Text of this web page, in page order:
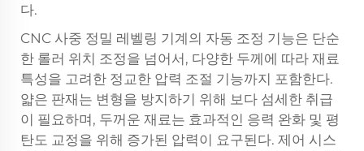
다.
CNC 사중 정밀 레벨링 기계의 자동 조정 기능은 단순
한 롤러 위치 조정을 넘어서, 다양한 두께에 따라 재료
특성을 고려한 정교한 압력 조절 기능까지 포함한다.
얇은 판재는 변형을 방지하기 위해 보다 섬세한 취급
이 필요하며, 두꺼운 재료는 효과적인 응력 완화 및 평
탄도 교정을 위해 증가된 압력이 요구된다. 제어 시스